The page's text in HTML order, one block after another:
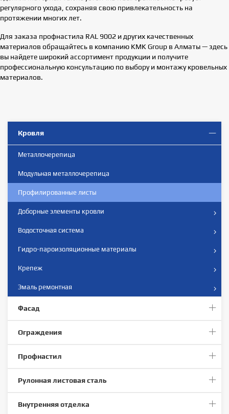
Кровля
Металлочерепица
Модульная металлочерепица
Профилированные листы
Доборные элементы кровли
Водосточная система
Гидро-пароизоляционные материалы
Крепеж
Эмаль ремонтная
Фасад
Ограждения
Профнастил
Рулонная листовая сталь
Внутренняя отделка
регулярного ухода, сохраняя свою привлекательность на
протяжении многих лет.
Для заказа профнастила RAL 9002 и других качественных
материалов обращайтесь в компанию KMK Group в Алматы — здесь
вы найдете широкий ассортимент продукции и получите
профессиональную консультацию по выбору и монтажу кровельных
материалов.